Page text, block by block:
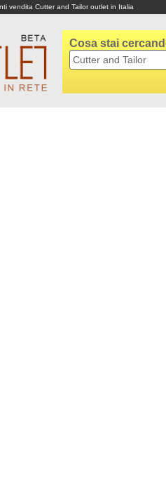
vendita Cutter and Tailor outlet in Italia
Cosa stai